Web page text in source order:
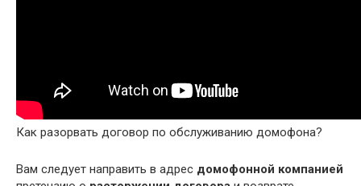
Как разорвать договор по обслуживанию домофона?
Вам следует направить в адрес домофонной компанией